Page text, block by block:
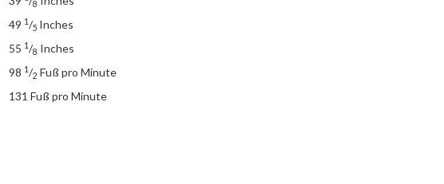
8
49 1 /5 Inches
55 1 /8 Inches
98 1 /2 Fuß pro Minute
131 Fuß pro Minute